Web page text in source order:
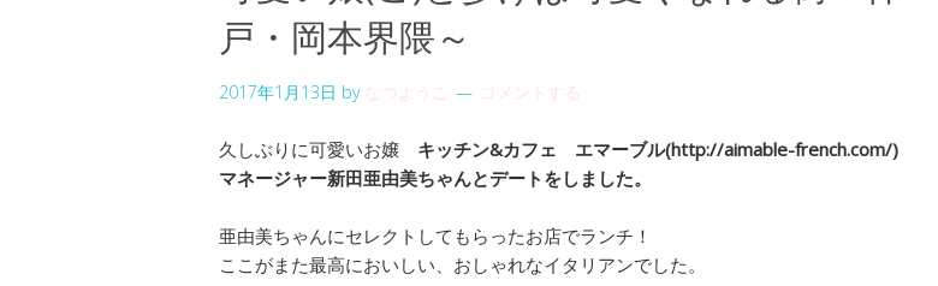
戸・岡本界隈～
2017年1月13日 by なつようこ コメントする
久しぶりに可愛いお嬢 キッチン&カフェ エマーブル(http://aimable-french.com/)
マネージャー新田亜由美ちゃんとデートをしました。
亜由美ちゃんにセレクトしてもらったお店でランチ！
ここがまた最高においしい、おしゃれなイタリアンでした。